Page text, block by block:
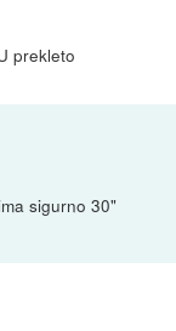
prekleto
sigurno 30"